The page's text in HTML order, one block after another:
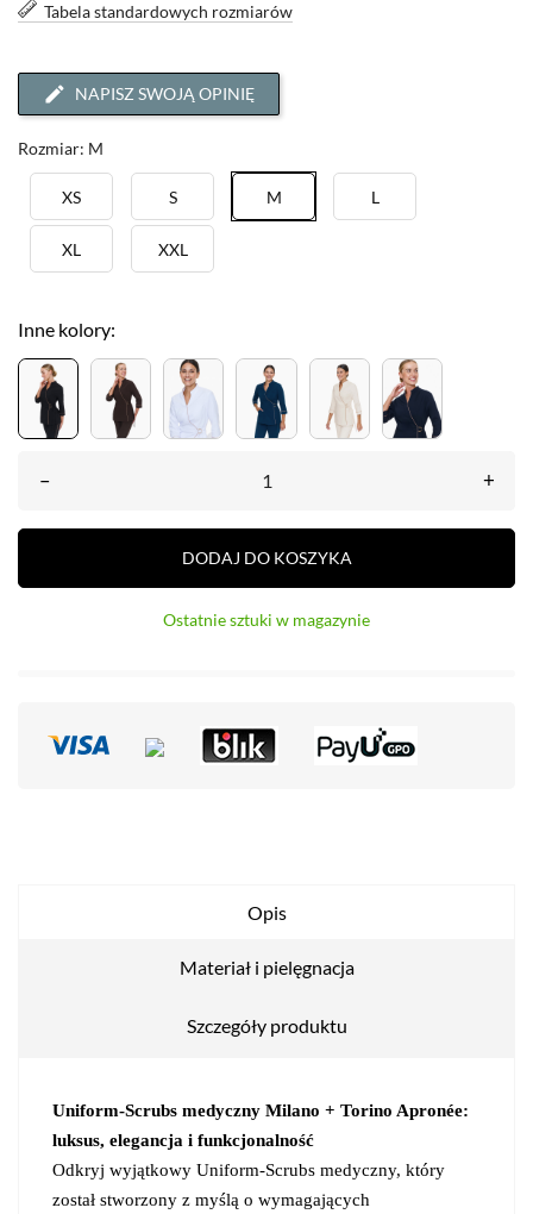
Tabela standardowych rozmiarów
NAPISZ SWOJĄ OPINIĘ
Rozmiar: M
XS S M L
XL XXL
Inne kolory:
– +
DODAJ DO KOSZYKA
Ostatnie sztuki w magazynie
Opis
Materiał i pielęgnacja
Szczegóły produktu
Uniform-Scrubs medyczny Milano + Torino Apronée:
luksus, elegancja i funkcjonalność
Odkryj wyjątkowy Uniform-Scrubs medyczny, który
został stworzony z myślą o wymagających